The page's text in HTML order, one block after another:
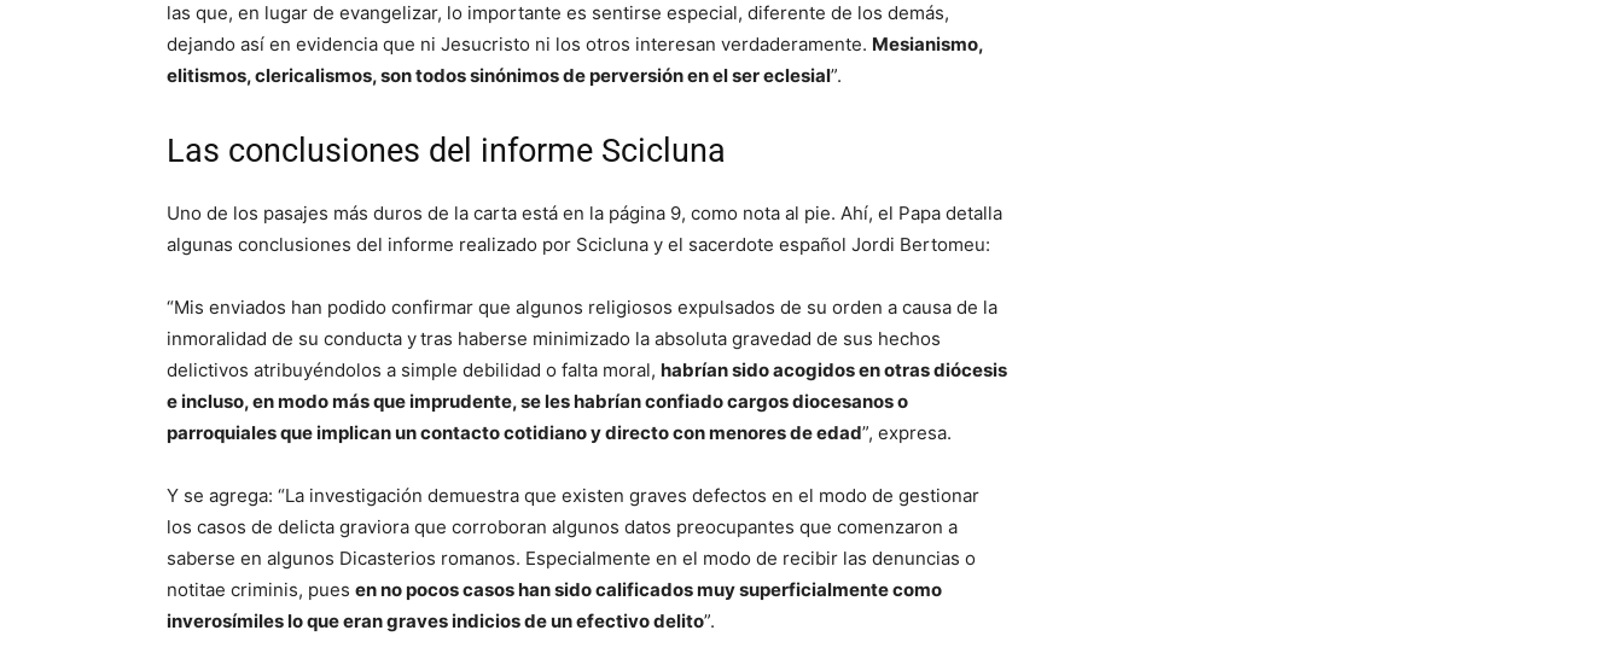
las que, en lugar de evangelizar, lo importante es sentirse especial, diferente de los demás,
dejando así en evidencia que ni Jesucristo ni los otros interesan verdaderamente. Mesianismo,
elitismos, clericalismos, son todos sinónimos de perversión en el ser eclesial”.
Las conclusiones del informe Scicluna
Uno de los pasajes más duros de la carta está en la página 9, como nota al pie. Ahí, el Papa detalla
algunas conclusiones del informe realizado por Scicluna y el sacerdote español Jordi Bertomeu:
“Mis enviados han podido confirmar que algunos religiosos expulsados de su orden a causa de la
inmoralidad de su conducta ytras haberse minimizado la absoluta gravedad de sus hechos
delictivos atribuyéndolos a simple debilidad o falta moral, habrían sido acogidos en otras diócesis
e incluso, en modo más que imprudente, se les habrían confiado cargos diocesanos o
parroquiales que implican un contacto cotidiano y directo con menores de edad”, expresa.
Y se agrega: “La investigación demuestra que existen graves defectos en el modo de gestionar
los casos de delicta graviora que corroboran algunos datos preocupantes que comenzaron a
saberse en algunos Dicasterios romanos. Especialmente en el modo de recibir las denuncias o
notitae criminis, pues en no pocos casos han sido calificados muy superficialmente como
inverosímiles lo que eran graves indicios de un efectivo delito”.